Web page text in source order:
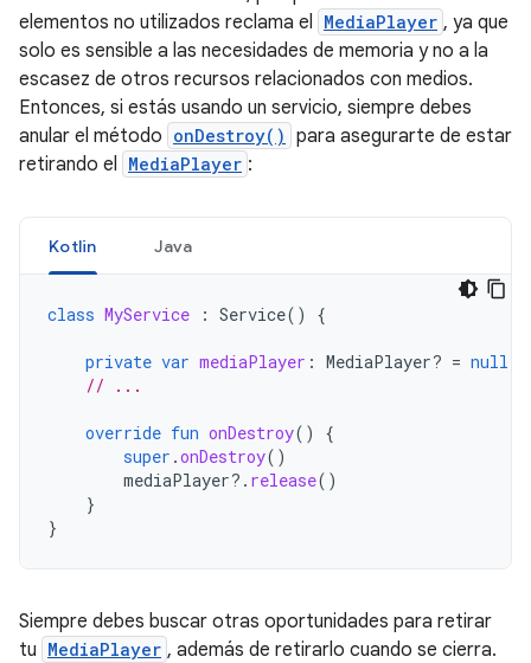
elementos no utilizados reclama el MediaPlayer , ya que
solo es sensible a las necesidades de memoria y no a la
escasez de otros recursos relacionados con medios.
Entonces, si estás usando un servicio, siempre debes
anular el método onDestroy() para asegurarte de estar
retirando el MediaPlayer :
Kotlin Java
class MyService : Service() {
private var mediaPlayer : MediaPlayer? = null
// ...
override fun onDestroy()
{
super .onDestroy()
mediaPlayer?. release()
}
}
Siempre debes buscar otras oportunidades para retirar
tu MediaPlayer , además de retirarlo cuando se cierra.